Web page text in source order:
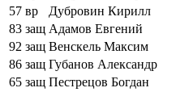
57 вр
Дубровин Кирилл
83 защ Адамов Евгений
92 защ Венскель Максим
86 защ Губанов Александр
65 защ Пестрецов Богдан